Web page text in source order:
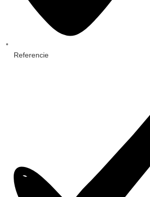
Referencie